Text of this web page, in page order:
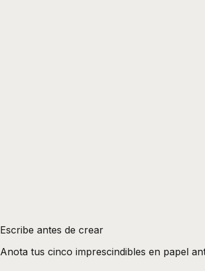
Escribe antes de crear
Anota tus cinco imprescindibles en papel